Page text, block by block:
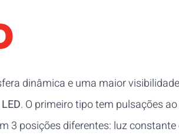
dinâmica e uma maior
. O primeiro tipo tem pulsações
3 posições diferentes: luz